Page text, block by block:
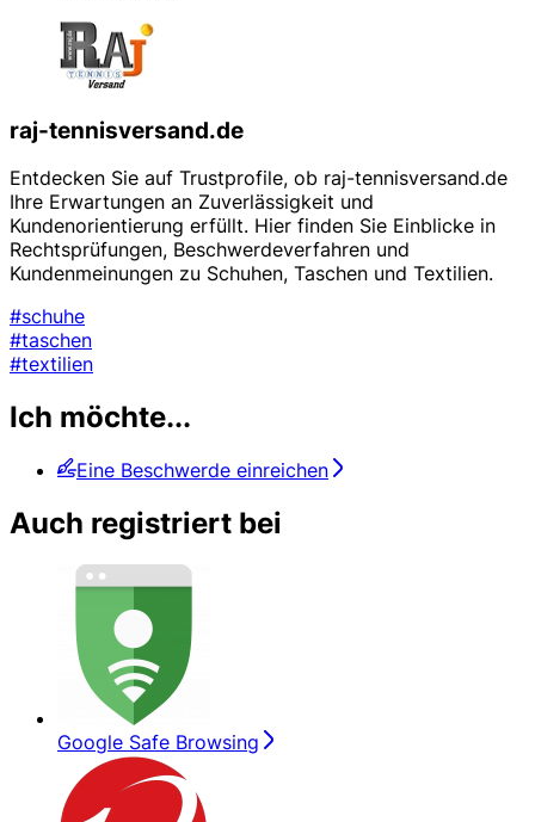
raj-tennisversand.de
Entdecken Sie auf Trustprofile, ob raj-tennisversand.de
Ihre Erwartungen an Zuverlässigkeit und
Kundenorientierung erfüllt. Hier finden Sie Einblicke in
Rechtsprüfungen, Beschwerdeverfahren und
Kundenmeinungen zu Schuhen, Taschen und Textilien.
#schuhe
#taschen
#textilien
Ich möchte...
Eine Beschwerde einreichen
Auch registriert bei
Google Safe Browsing